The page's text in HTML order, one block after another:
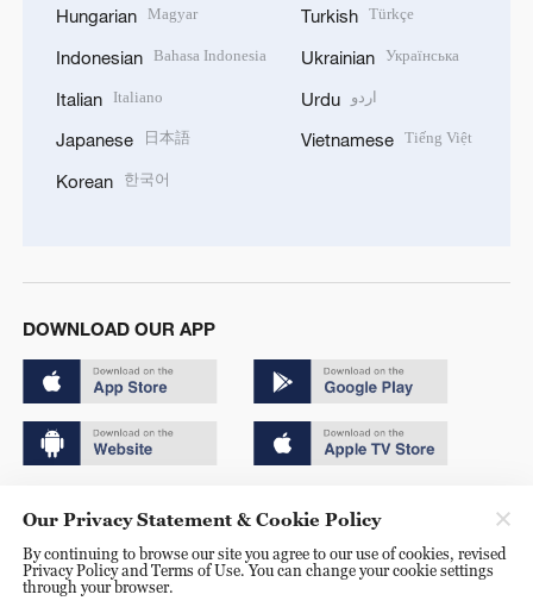
Hungarian Magyar
Indonesian Bahasa Indonesia
Italian Italiano
Japanese 日本語
Korean 한국어
Turkish Türkçe
Ukrainian Українська
Urdu اردو
Vietnamese Tiếng Việt
DOWNLOAD OUR APP
京ICP备20000184号
京公网安备 11010502050052号
Our Privacy Statement & Cookie Policy
By continuing to browse our site you agree to our use of cookies, revised
Privacy Policy and Terms of Use. You can change your cookie settings
through your browser.